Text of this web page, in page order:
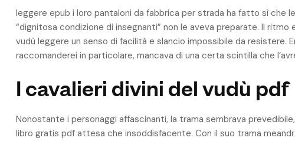
leggere epub i loro pantaloni da fabbrica per strada ha fatto sì che
“dignitosa condizione di insegnanti” non le aveva preparate. Il ritmo
vudù leggere un senso di facilità e slancio impossibile da resistere.
raccomanderei in particolare, mancava di una certa scintilla che
I cavalieri divini del vudù pdf
Nonostante i personaggi affascinanti, la trama sembrava
libro gratis pdf attesa che insoddisfacente. Con il suo trama